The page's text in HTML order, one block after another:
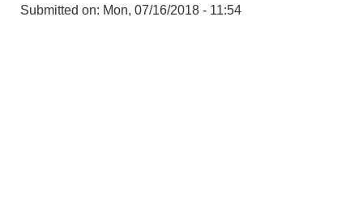
Submitted on: Mon, 07/16/2018 - 11:54